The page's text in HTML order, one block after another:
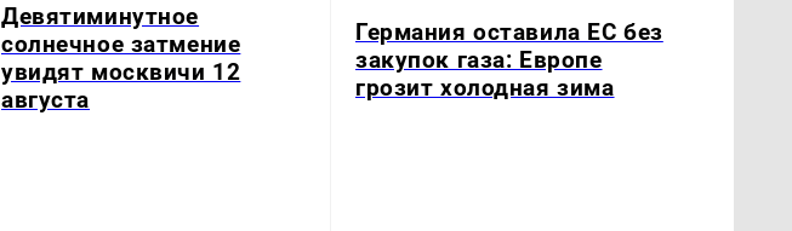
Девятиминутное
солнечное затмение
увидят москвичи 12
августа
Германия оставила ЕС без
закупок газа: Европе
грозит холодная зима